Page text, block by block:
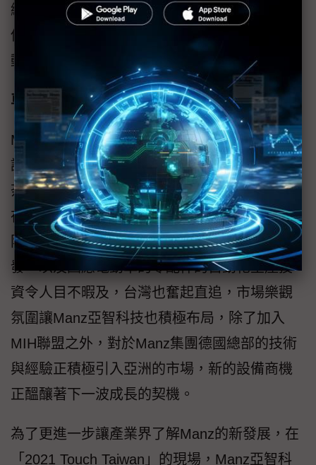
絕佳的競爭力，無論是紅色供應鏈，或是台系
供應鏈轉移的議題，Manz的高階機台與智慧自
動化解決方案都有刮目相看的進展。
車用電子與鋰電池製程設備迎接大爆發的世代
Manz集團總部在歐洲已經率先參與車用電子的
誘人商機，歐洲的汽車大廠與供應鏈正如火如
荼的進行鋰電池與電動車的快速追趕的進程，
在亞洲的商機則更是全球首屈一指的機會，大
陸以彎道超車的架式一路前行，舉凡電池開
發，以及因應電動車的零配件的自動化生產投
資令人目不暇及，台灣也奮起直追，市場樂觀
氛圍讓Manz亞智科技也積極布局，除了加入
MIH聯盟之外，對於Manz集團德國總部的技術
與經驗正積極引入亞洲的市場，新的設備商機
正醞釀著下一波成長的契機。
為了更進一步讓產業界了解Manz的新發展，在
「2021 Touch Taiwan」的現場，Manz亞智科